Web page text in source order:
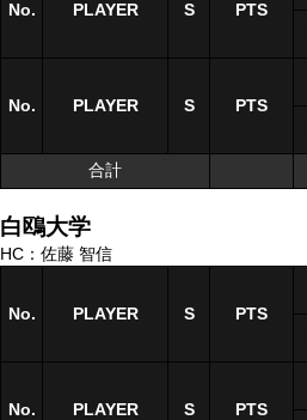
No. PLAYER S
No. PLAYER S
合計
No. PLAYER S PTS
No. PLAYER S PTS
合計
白鴎大学
HC：佐藤 智信
No. PLAYER S
No. PLAYER S
No. PLAYER S PTS
No. PLAYER S PTS